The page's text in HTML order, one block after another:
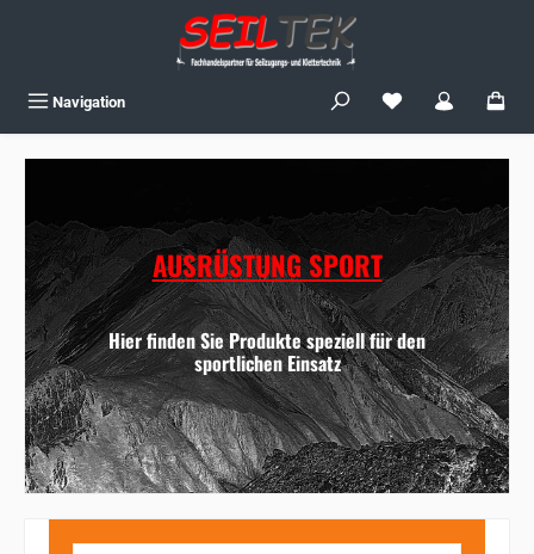
Navigation Du hast 0
AUSRÜSTUNG SPORT
Hier finden Sie Produkte speziell für den
sportlichen Einsatz